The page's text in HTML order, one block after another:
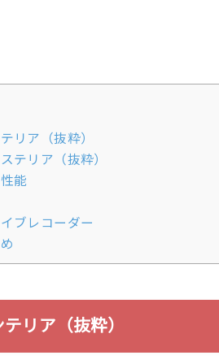
リア（抜粋）
テリア（抜粋）
能
イブレコーダー
リア（抜粋）